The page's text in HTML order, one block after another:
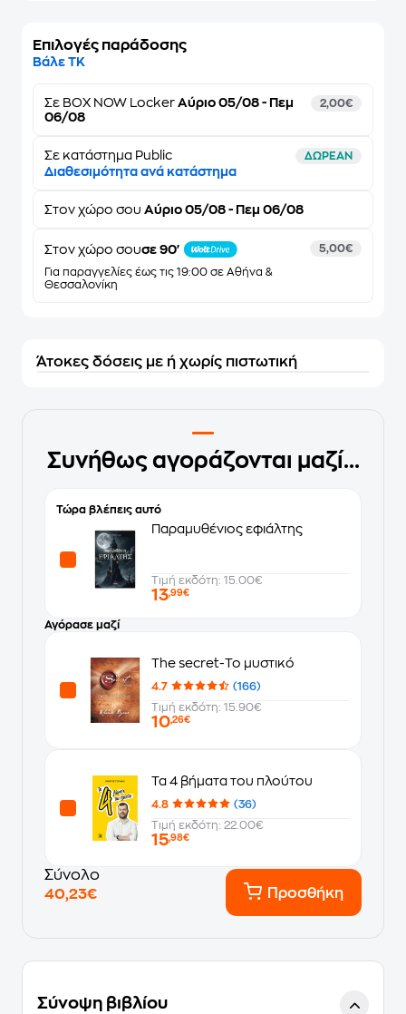
Επιλογές παράδοσης
Βάλε ΤΚ
Σε BOX NOW Locker Αύριο 05/08 - Πεμ
06/08
2,00€
Σε κατάστημα Public ΔΩΡΕΑΝ
Διαθεσιμότητα ανά κατάστημα
Στον χώρο σου Αύριο 05/08 - Πεμ 06/08
Στον χώρο σουσε 90'
Για παραγγελίες έως τις 19:00 σε Αθήνα &
Θεσσαλονίκη
5,00€
Άτοκες δόσεις με ή χωρίς πιστωτική
Συνήθως αγοράζονται μαζί...
Τώρα βλέπεις αυτό
Παραμυθένιος εφιάλτης
Τιμή εκδότη: 15.00€
13,99€
Αγόρασε μαζί
The secret-Το μυστικό
4.7
(166)
Τιμή εκδότη: 15.90€
10,26€
Τα 4 βήματα του πλούτου
4.8
(36)
Τιμή εκδότη: 22.00€
15,98€
Σύνολο
40,23€
Προσθήκη
Σύνοψη βιβλίου